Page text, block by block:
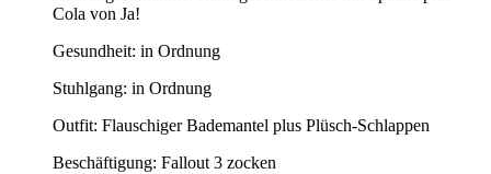
Cola von Ja!
Gesundheit: in Ordnung
Stuhlgang: in Ordnung
Outfit: Flauschiger Bademantel plus Plüsch-Schlappen
Beschäftigung: Fallout 3 zocken